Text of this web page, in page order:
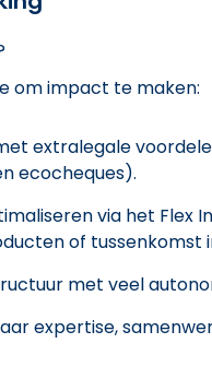
om impact te maken:
extralegale
ecocheques).
via het Flex
of tussenkomst
met veel
expertise,